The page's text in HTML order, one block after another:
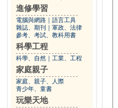
進修學習
電腦與網路
語言工具
雜誌、期刊
軍政、法律
參考、考試、教科用書
科學工程
科學、自然 工業、工程
家庭親子
家庭、親子、人際
青少年、童書
玩樂天地